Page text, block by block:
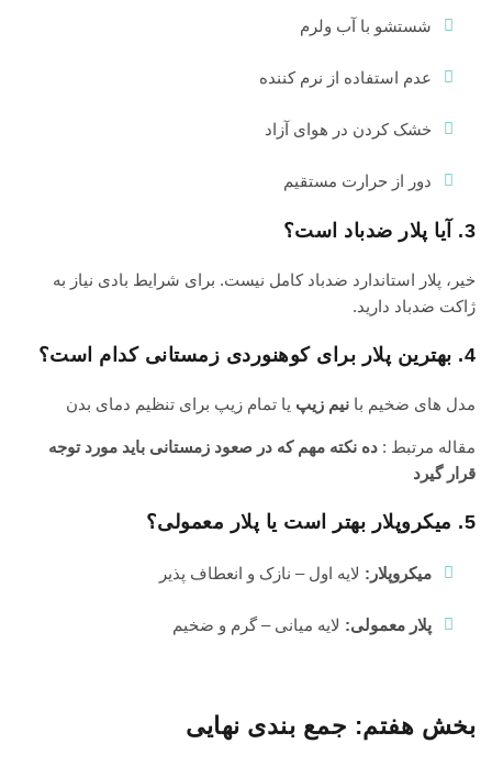
شستشو با آب ولرم
عدم استفاده از نرم کننده
خشک کردن در هوای آزاد
دور از حرارت مستقیم
3. آیا پلار ضدباد است؟
خیر، پلار استاندارد ضدباد کامل نیست. برای شرایط بادی نیاز به
ژاکت ضدباد دارید.
4. بهترین پلار برای کوهنوردی زمستانی کدام است؟
مدل های ضخیم با نیم زیپ یا تمام زیپ برای تنظیم دمای بدن
مقاله مرتبط : ده نکته مهم که در صعود زمستانی باید مورد توجه
قرار گیرد
5. میکروپلار بهتر است یا پلار معمولی؟
میکروپلار: لایه اول – نازک و انعطاف پذیر
پلار معمولی: لایه میانی – گرم و ضخیم
بخش هفتم: جمع بندی نهایی